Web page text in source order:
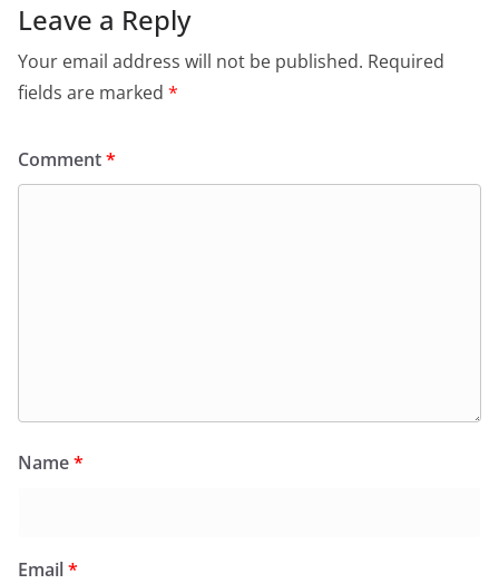
Leave a Reply
Your email address will not be published. Required
fields are marked *
Comment*
Name*
Email*